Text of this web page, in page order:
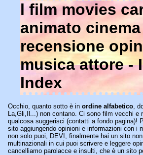
l film movies
animato cinema
recensione
musica attore -
Index
Occhio, quanto sotto è in ordine alfabetico,
La,Gli,Il...) non contano. Ci sono film vecchi e
qualcosa suggerisci (contatti a fondo pagina)!
sito aggiungendo opinioni e informazioni con i
non solo puoi, DEVI, finalmente hai un sito
multinazionali in cui puoi scrivere e leggere
cancelliamo parolacce e insulti, che è un sito